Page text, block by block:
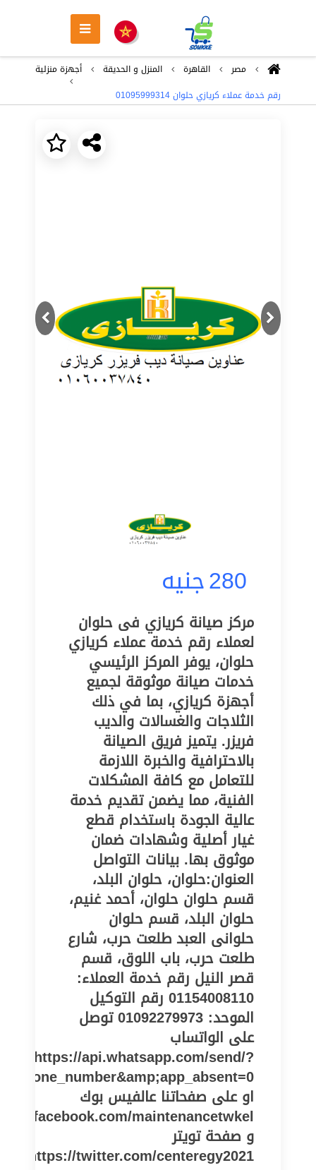
مصر القاهرة المنزل و الحديقة
أجهزة منزلية
رقم خدمة عملاء كريازي حلوان 01095999314
Previous
Next
280جنيه
مركز صيانة كريازي فى حلوان
لعملاء رقم خدمة عملاء كريازي
حلوان، يوفر المركز الرئيسي
خدمات صيانة موثوقة لجميع
أجهزة كريازي، بما في ذلك
الثلاجات والغسالات والديب
فريزر. يتميز فريق الصيانة
بالاحترافية والخبرة اللازمة
للتعامل مع كافة المشكلات
الفنية، مما يضمن تقديم خدمة
عالية الجودة باستخدام قطع
غيار أصلية وشهادات ضمان
موثوق بها. بيانات التواصل
العنوان:حلوان، حلوان البلد،
قسم حلوان حلوان، أحمد غنيم،
حلوان البلد، قسم حلوان
حلوانى العبد طلعت حرب، شارع
طلعت حرب، باب اللوق، قسم
قصر النيل رقم خدمة العملاء:
01154008110 رقم التوكيل
الموحد: 01092279973 توصل
على الواتساب
https://api.whatsapp.com/send/?
او على صفحاتنا عالفيس بوك
maintenancetwkel
و صفحة تويتر
https://twitter.com/centeregy2021